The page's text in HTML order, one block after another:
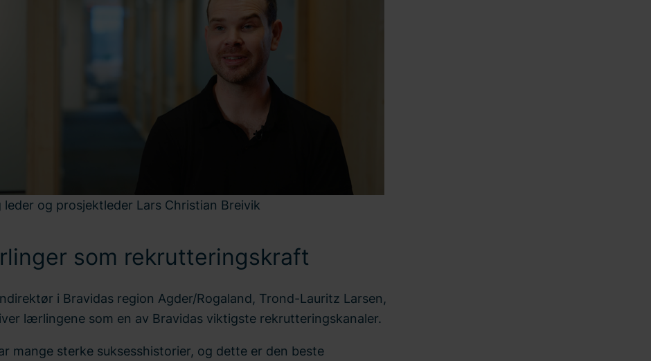
leder og prosjektleder Lars Christian Breivik
som rekrutteringskraft
i Bravidas region Agder/Rogaland, Trond-Lauritz Larsen,
lærlingene som en av Bravidas viktigste rekrutteringskanaler.
mange sterke suksesshistorier, og dette er den beste